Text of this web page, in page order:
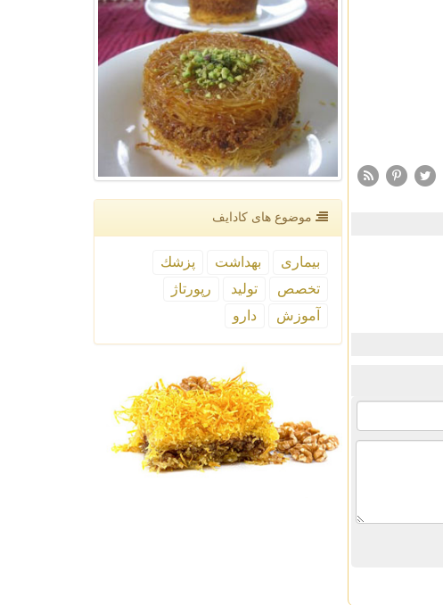
موضوع های كادایف
بیماری بهداشت
پزشك
تخصص
تولید
رپورتاژ
آموزش
دارو